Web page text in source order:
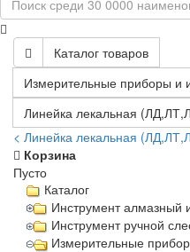
Каталог товаров
Измерительные приборы и
Линейка лекальная
< Линейка лекальная
Корзина
Пусто
Каталог
Инструмент алмазный
Инструмент ручной
Измерительные